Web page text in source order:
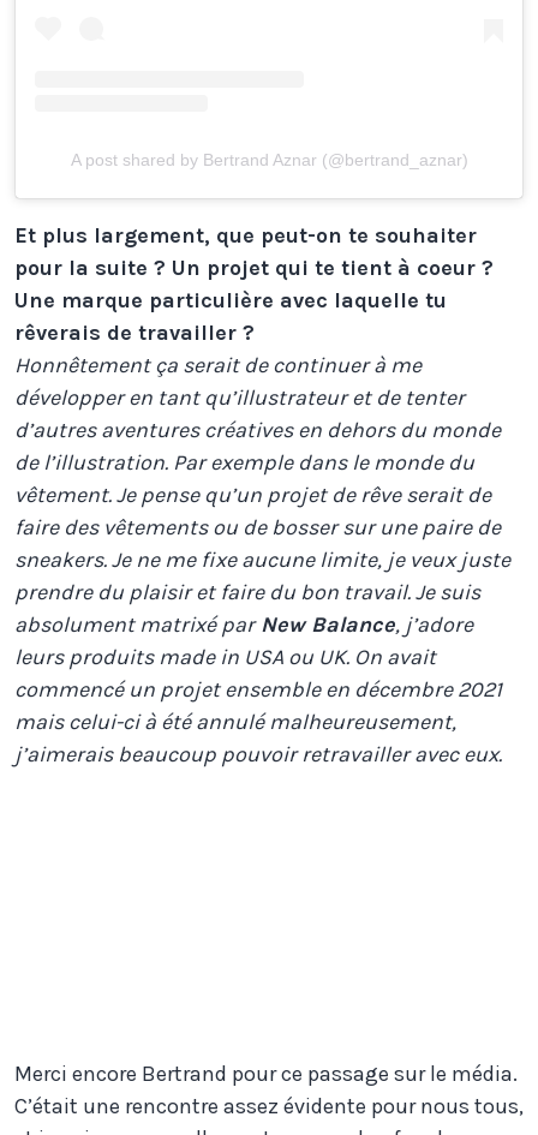
A post shared by Bertrand Aznar (@bertrand_aznar)
Et plus largement, que peut-on te souhaiter
pour la suite ? Un projet qui te tient à coeur ?
Une marque particulière avec laquelle tu
rêverais de travailler ?
Honnêtement ça serait de continuer à me
développer en tant qu’illustrateur et de tenter
d’autres aventures créatives en dehors du monde
de l’illustration. Par exemple dans le monde du
vêtement.Je pense qu’un projet de rêve serait de
faire des vêtements ou de bosser sur une paire de
sneakers. Je ne me fixe aucune limite, je veux juste
prendre du plaisir et faire du bon travail.Je suis
absolument matrixé parNew Balance, j’adore
leurs produits made in USA ou UK. On avait
commencé un projet ensemble en décembre 2021
mais celui-ci à été annulé malheureusement,
j’aimerais beaucoup pouvoir retravailler avec eux.
Merci encore Bertrand pour ce passage sur le média.
C’était une rencontre assez évidente pour nous tous,